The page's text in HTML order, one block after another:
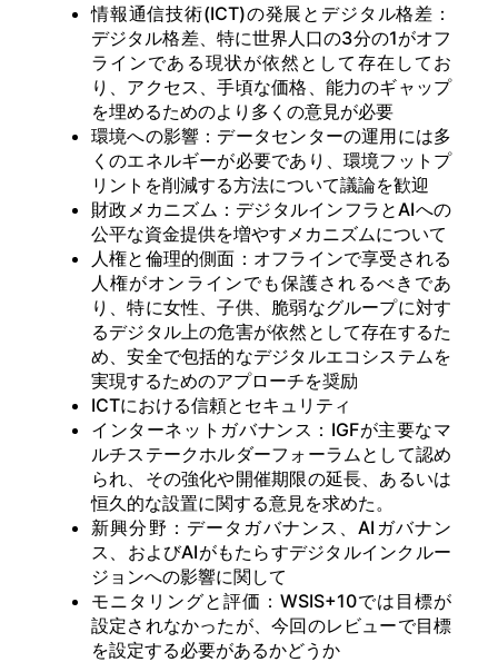
情報通信技術(ICT)の発展とデジタル格差：
デジタル格差、特に世界人口の3分の1がオフ
ラインである現状が依然として存在してお
り、アクセス、手頃な価格、能力のギャップ
を埋めるためのより多くの意見が必要
環境への影響：データセンターの運用には多
くのエネルギーが必要であり、環境フットプ
リントを削減する方法について議論を歓迎
財政メカニズム：デジタルインフラとAIへの
公平な資金提供を増やすメカニズムについて
人権と倫理的側面：オフラインで享受される
人権がオンラインでも保護されるべきであ
り、特に女性、子供、脆弱なグループに対す
るデジタル上の危害が依然として存在するた
め、安全で包括的なデジタルエコシステムを
実現するためのアプローチを奨励
ICTにおける信頼とセキュリティ
インターネットガバナンス：IGFが主要なマ
ルチステークホルダーフォーラムとして認め
られ、その強化や開催期限の延長、あるいは
恒久的な設置に関する意見を求めた。
新興分野：データガバナンス、AIガバナン
ス、およびAIがもたらすデジタルインクルー
ジョンへの影響に関して
モニタリングと評価：WSIS+10では目標が
設定されなかったが、今回のレビューで目標
を設定する必要があるかどうか